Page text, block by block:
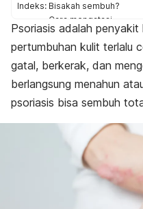
Indeks: Bisakah sembuh?
Cara mengatasi
Tanda yang perlu
Psoriasis adalah
pertumbuhan kulit terlalu
gatal, berkerak, dan
berlangsung menahun
psoriasis bisa sembuh